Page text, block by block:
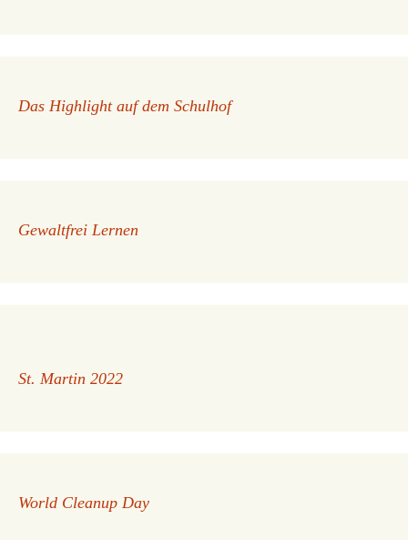
Das Highlight auf dem Schulhof
Gewaltfrei Lernen
St. Martin 2022
World Cleanup Day